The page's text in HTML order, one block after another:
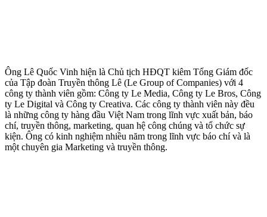
Ông Lê Quốc Vinh hiện là Chủ tịch HĐQT kiêm Tổng Giám đốc
của Tập đoàn Truyền thông Lê (Le Group of Companies) với 4
công ty thành viên gồm: Công ty Le Media, Công ty Le Bros, Công
ty Le Digital và Công ty Creativa. Các công ty thành viên này đều
là những công ty hàng đầu Việt Nam trong lĩnh vực xuất bản, báo
chí, truyền thông, marketing, quan hệ công chúng và tổ chức sự
kiện. Ông có kinh nghiệm nhiều năm trong lĩnh vực báo chí và là
một chuyên gia Marketing và truyền thông.